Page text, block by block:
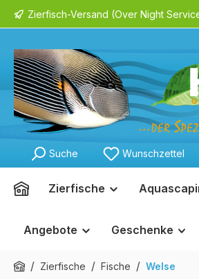
Zur Hauptnavigation
Zierfisch-Versand (Over Night
Suche Wunschzettel
Zierfische
Angebote Geschenke
/ Zierfische / Fische / Welse